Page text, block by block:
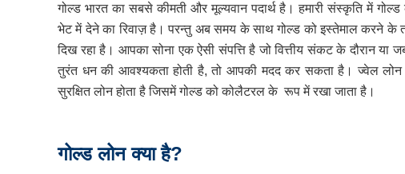
गोल्ड भारत का सबसे कीमती और मूल्यवान पदार्थ है। हमारी संस्कृति में
भेट में देने का रिवाज़ है। परन्तु अब समय के साथ गोल्ड को इस्तेमाल करने के
दिख रहा है। आपका सोना एक ऐसी संपत्ति है जो वित्तीय संकट के दौरान या
तुरंत धन की आवश्यकता होती है, तो आपकी मदद कर सकता है। ज्वेल लोन
सुरक्षित लोन होता है जिसमें गोल्ड को कोलैटरल के रूप में रखा जाता है।
गोल्ड लोन क्या है?